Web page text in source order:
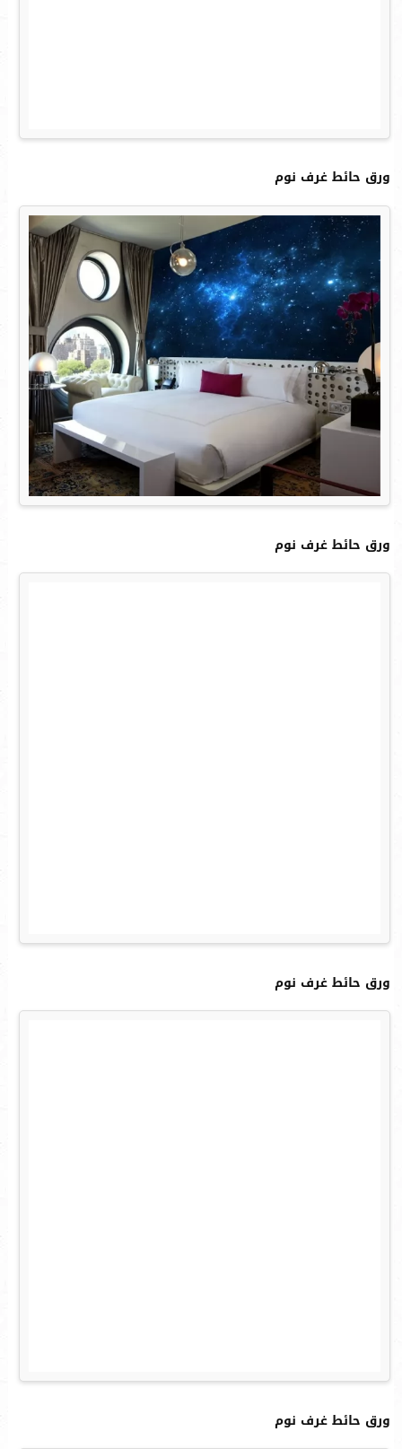
ورق حائط غرف نوم
ورق حائط غرف نوم
ورق حائط غرف نوم
ورق حائط غرف نوم